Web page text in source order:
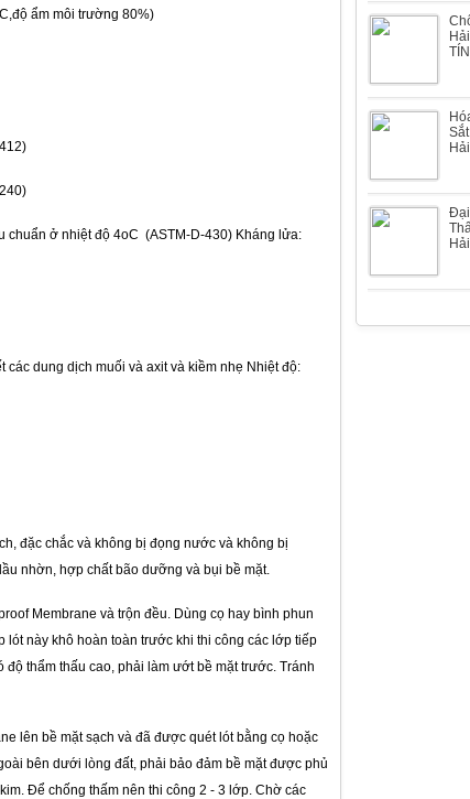
ẩm môi trường 80%)
chuẩn ở nhiệt độ 4oC (ASTM-D-430) Kháng lửa:
các dung dịch muối và axit và kiềm nhẹ Nhiệt độ:
đặc chắc và không bị đọng nước và không bị
nhờn, hợp chất bão dưỡng và bụi bề mặt.
Membrane và trộn đều. Dùng cọ hay bình phun
lót này khô hoàn toàn trước khi thi công các lớp tiếp
thẩm thấu cao, phải làm ướt bề mặt trước. Tránh
lên bề mặt sạch và đã được quét lót bằng cọ hoặc
bên dưới lòng đất, phải bảo đảm bề mặt được phủ
Để chống thấm nên thi công 2 - 3 lớp. Chờ các
Nhà máy
Màng chống
Đại